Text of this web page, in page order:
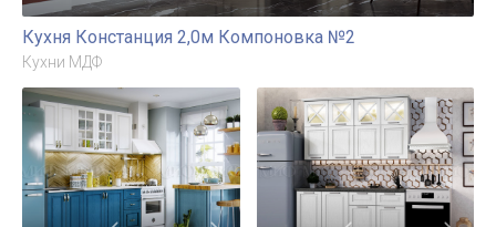
Кухня Констанция 2,0м Компоновка №2
Кухни МДФ